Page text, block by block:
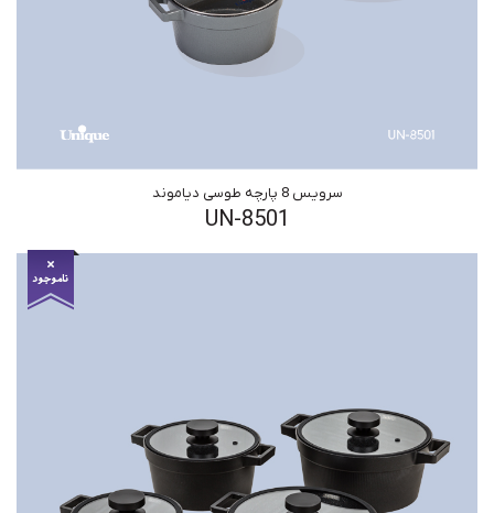
سرویس 8 پارچه طوسی دیاموند
UN-8501